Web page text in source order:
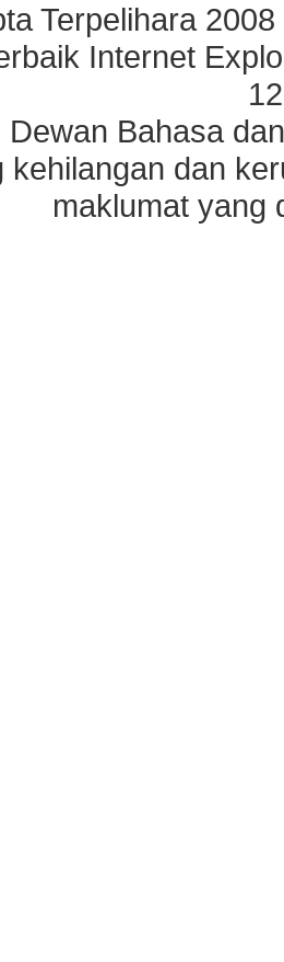
Terpelihara
Internet
Dewan Bahasa
kehilangan dan
maklumat yang